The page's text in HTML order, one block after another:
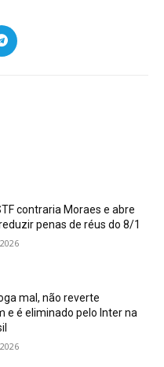
contraria Moraes e abre
penas de réus do 8/1
mal, não reverte
e é eliminado pelo Inter na